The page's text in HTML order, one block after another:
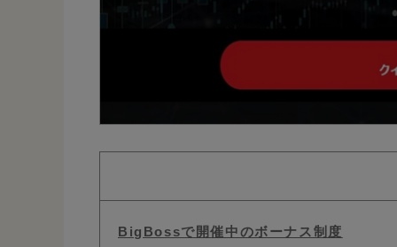
BigBossで開催中のボーナス制度